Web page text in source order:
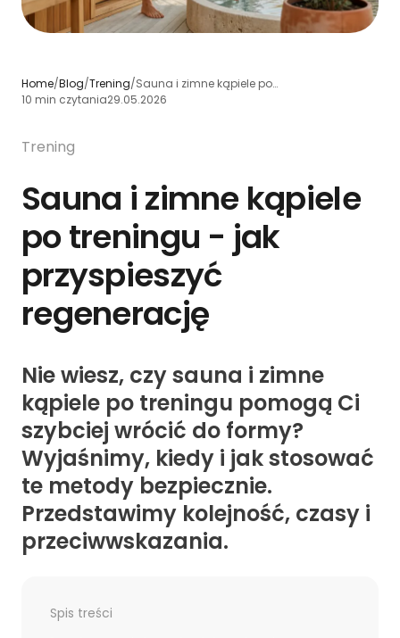
Home/Blog/Trening/
Sauna i zimne kąpiele po treningu - jak przyspieszyć regenerację
10 min czytania29.05.2026
Trening
Sauna i zimne kąpiele
po treningu - jak
przyspieszyć
regenerację
Nie wiesz, czy sauna i zimne
kąpiele po treningu pomogą Ci
szybciej wrócić do formy?
Wyjaśnimy, kiedy i jak stosować
te metody bezpiecznie.
Przedstawimy kolejność, czasy i
przeciwwskazania.
Spis treści